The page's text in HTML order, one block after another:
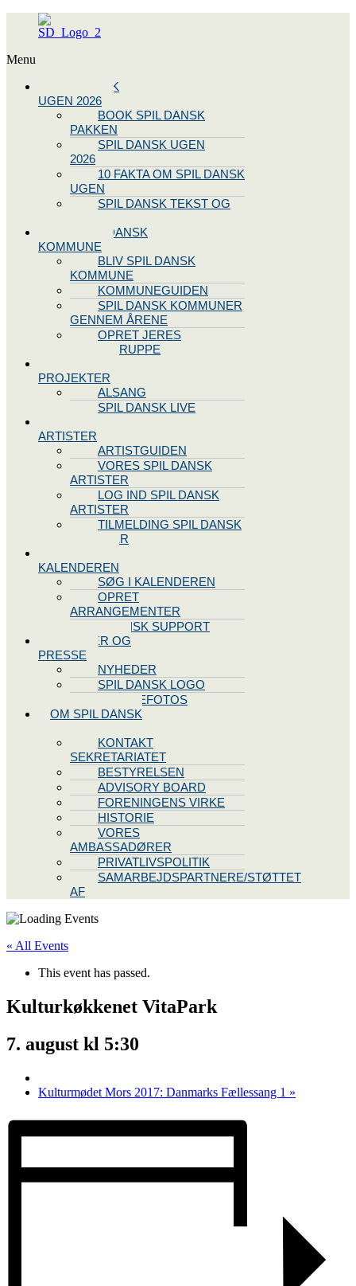
Menu
SPIL DANSK
UGEN 2026
BOOK SPIL DANSK
PAKKEN
SPIL DANSK UGEN
2026
10 FAKTA OM SPIL DANSK
UGEN
SPIL DANSK TEKST OG
BLIV SPIL DANSK
KOMMUNE
BLIV SPIL DANSK
KOMMUNE
KOMMUNEGUIDEN
SPIL DANSK KOMMUNER
GENNEM ÅRENE
OPRET JERES
STYREGRUPPE
PROJEKTER
ALSANG
SPIL DANSK LIVE
ARTISTER
ARTISTGUIDEN
VORES SPIL DANSK
ARTISTER
LOG IND SPIL DANSK
ARTISTER
TILMELDING SPIL DANSK
ARTISTER
KALENDEREN
SØG I KALENDEREN
OPRET
ARRANGEMENTER
TEKNISK SUPPORT
NYHEDER OG
PRESSE
NYHEDER
SPIL DANSK LOGO
PRESSEFOTOS
OM SPIL DANSK
KONTAKT
SEKRETARIATET
BESTYRELSEN
ADVISORY BOARD
FORENINGENS VIRKE
HISTORIE
VORES
AMBASSADØRER
PRIVATLIVSPOLITIK
SAMARBEJDSPARTNERE/STØTTET
AF
« All Events
This event has passed.
Kulturkøkkenet VitaPark
7. august kl 5:30
Kulturmødet Mors 2017: Danmarks Fællessang 1 »